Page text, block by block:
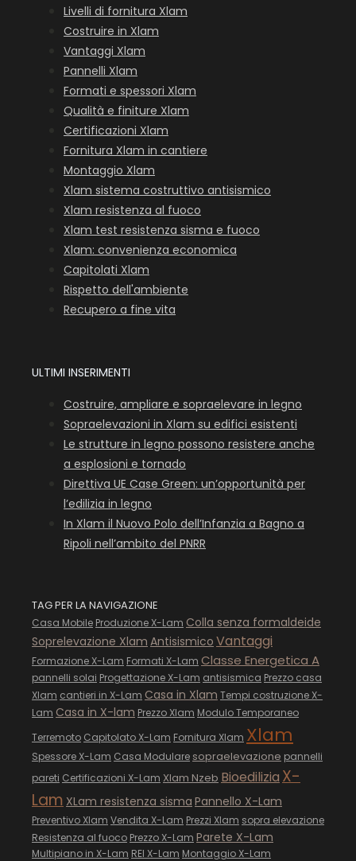
Livelli di fornitura Xlam
Costruire in Xlam
Vantaggi Xlam
Pannelli Xlam
Formati e spessori Xlam
Qualità e finiture Xlam
Certificazioni Xlam
Fornitura Xlam in cantiere
Montaggio Xlam
Xlam sistema costruttivo antisismico
Xlam resistenza al fuoco
Xlam test resistenza sisma e fuoco
Xlam: convenienza economica
Capitolati Xlam
Rispetto dell'ambiente
Recupero a fine vita
ULTIMI INSERIMENTI
Costruire, ampliare e sopraelevare in legno
Sopraelevazioni in Xlam su edifici esistenti
Le strutture in legno possono resistere anche
a esplosioni e tornado
Direttiva UE Case Green: un’opportunità per
l’edilizia in legno
In Xlam il Nuovo Polo dell’Infanzia a Bagno a
Ripoli nell’ambito del PNRR
TAG PER LA NAVIGAZIONE
Casa Mobile Produzione X-Lam Colla senza formaldeide
Soprelevazione Xlam Antisismico Vantaggi
Formazione X-Lam Formati X-Lam Classe Energetica A
pannelli solai Progettazione X-Lam antisismica Prezzo casa
Xlam cantieri in X-Lam Casa in Xlam Tempi costruzione X-
Lam Casa in X-lam Prezzo Xlam Modulo Temporaneo
Terremoto Capitolato X-Lam Fornitura Xlam Xlam
Spessore X-Lam Casa Modulare sopraelevazione pannelli
pareti Certificazioni X-Lam Xlam Nzeb Bioedilizia X-
Lam XLam resistenza sisma Pannello X-Lam
Preventivo Xlam Vendita X-Lam Prezzi Xlam sopra elevazione
Resistenza al fuoco Prezzo X-Lam Parete X-Lam
Multipiano in X-Lam REI X-Lam Montaggio X-Lam